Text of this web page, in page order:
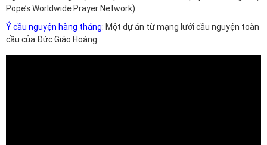
Pope’s Worldwide Prayer Network)
Ý cầu nguyện hàng tháng: Một dự án từ mạng lưới cầu nguyện toàn
cầu của Đức Giáo Hoàng